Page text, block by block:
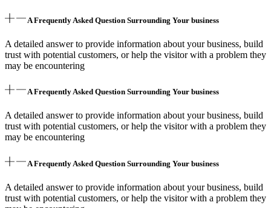
A Frequently Asked Question Surrounding Your business
A detailed answer to provide information about your business, build
trust with potential customers, or help the visitor with a problem they
may be encountering
A Frequently Asked Question Surrounding Your business
A detailed answer to provide information about your business, build
trust with potential customers, or help the visitor with a problem they
may be encountering
A Frequently Asked Question Surrounding Your business
A detailed answer to provide information about your business, build
trust with potential customers, or help the visitor with a problem they